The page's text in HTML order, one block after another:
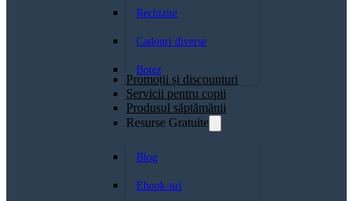
Rechizite
Cadouri diverse
Botez
Promoții și discounturi
Servicii pentru copii
Produsul săptămănii
Resurse Gratuite
Blog
Ebook-uri